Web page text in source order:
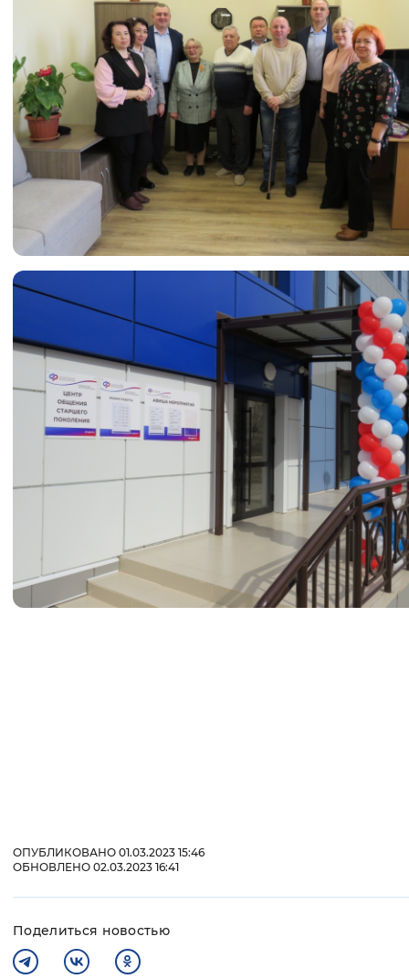
ОПУБЛИКОВАНО 01.03.2023 15:46
ОБНОВЛЕНО 02.03.2023 16:41
Поделиться новостью